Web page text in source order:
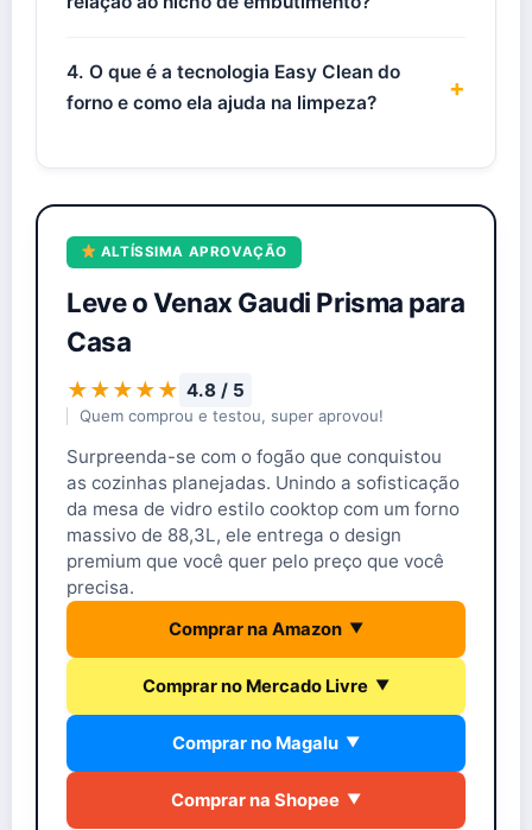
4. O que é a tecnologia Easy Clean do
forno e como ela ajuda na limpeza?
+
ALTÍSSIMA APROVAÇÃO
Leve o Venax Gaudi Prisma para
Casa
★★★★★ 4.8 / 5
Quem comprou e testou, super aprovou!
Surpreenda-se com o fogão que conquistou
as cozinhas planejadas. Unindo a sofisticação
da mesa de vidro estilo cooktop com um forno
massivo de 88,3L, ele entrega o design
premium que você quer pelo preço que você
precisa.
Comprar na Amazon ▼
Comprar no Mercado Livre ▼
Comprar no Magalu ▼
Comprar na Shopee ▼